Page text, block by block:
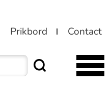
Prikbord Contact